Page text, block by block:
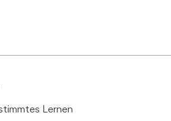
Lernen